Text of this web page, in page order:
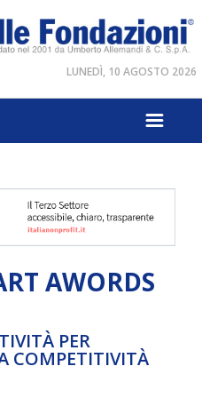
LUNEDÌ, 10 AGOSTO 2026
AWORDS
PER
COMPETITIVITÀ